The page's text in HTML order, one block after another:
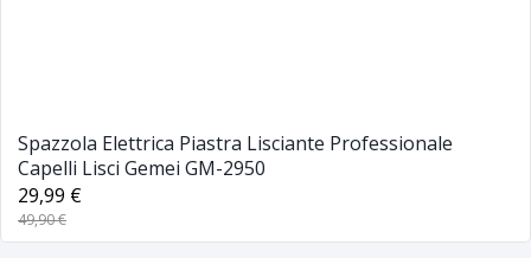
Spazzola Elettrica Piastra Lisciante Professionale
Capelli Lisci Gemei GM-2950
29,99 €
49,90 €